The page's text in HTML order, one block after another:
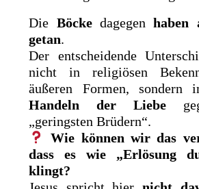
Die Böckedagegenhaben
getan.
Der entscheidende
nicht in religiösen
äußeren Formen, sondern
Handeln der Liebe
„geringsten Brüdern“.
Wie können wir das
dass es wie „Erlösung
klingt?